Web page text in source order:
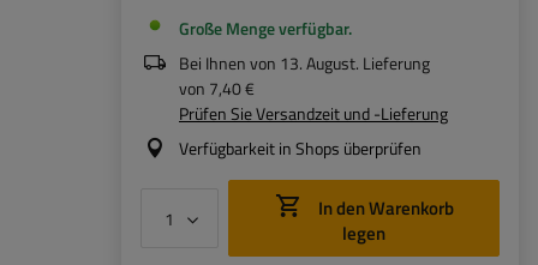
Große Menge verfügbar
Bei Ihnen von 13. August. Lieferung
von 7,40 €
Prüfen Sie Versandzeit und -Lieferung
Verfügbarkeit in Shops überprüfen
legen